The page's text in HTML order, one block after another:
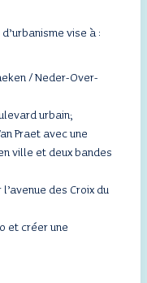
vise à :
/ Neder-Over-
urbain;
Praet avec une
ville et deux bandes
des Croix du
et créer une